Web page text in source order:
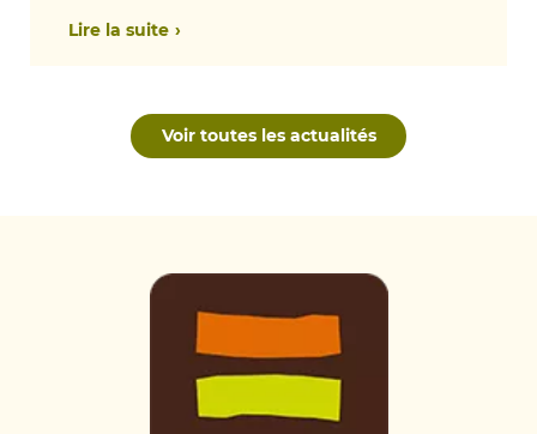
Lire la suite
Voir toutes les actualités